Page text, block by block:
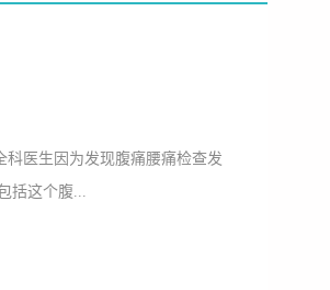
医生因为发现腹痛腰痛检查发
括这个腹...